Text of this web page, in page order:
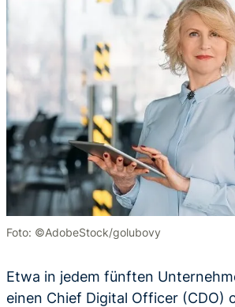
Foto: ©AdobeStock/golubovy
Etwa in jedem fünften
einen Chief Digital Officer (CDO)